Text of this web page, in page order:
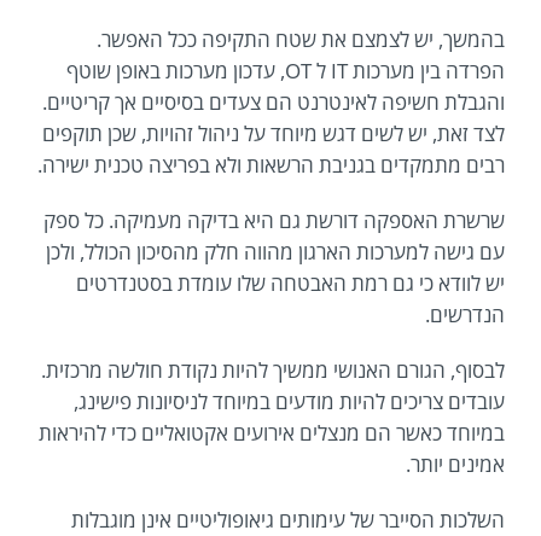
בהמשך, יש לצמצם את שטח התקיפה ככל האפשר.
הפרדה בין מערכות IT ל OT, עדכון מערכות באופן שוטף
והגבלת חשיפה לאינטרנט הם צעדים בסיסיים אך קריטיים.
לצד זאת, יש לשים דגש מיוחד על ניהול זהויות, שכן תוקפים
רבים מתמקדים בגניבת הרשאות ולא בפריצה טכנית ישירה.
שרשרת האספקה דורשת גם היא בדיקה מעמיקה. כל ספק
עם גישה למערכות הארגון מהווה חלק מהסיכון הכולל, ולכן
יש לוודא כי גם רמת האבטחה שלו עומדת בסטנדרטים
הנדרשים.
לבסוף, הגורם האנושי ממשיך להיות נקודת חולשה מרכזית.
עובדים צריכים להיות מודעים במיוחד לניסיונות פישינג,
במיוחד כאשר הם מנצלים אירועים אקטואליים כדי להיראות
אמינים יותר.
השלכות הסייבר של עימותים גיאופוליטיים אינן מוגבלות